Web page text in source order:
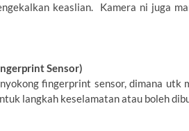
keaslian. Kamera ni juga
Sensor)
fingerprint sensor, dimana utk
langkah keselamatan atau boleh